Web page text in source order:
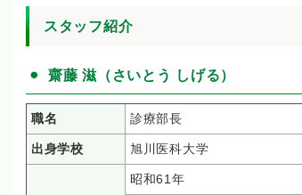
スタッフ紹介
齋藤 滋（さいとう しげる）
職名 診療部長
出身学校 旭川医科大学
昭和61年